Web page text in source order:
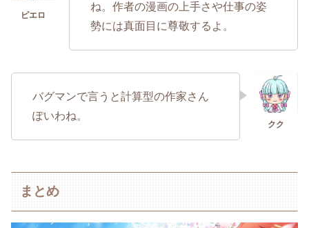
ね。作者の漫画の上手さや仕事の姿
勢には真面目に尊敬するよ。
バグマンで言うと計算型の作家さん
ぽいわね。
まとめ